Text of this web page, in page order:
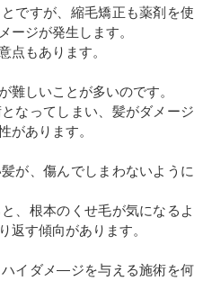
ですが、縮毛矯正も薬剤を使
ージが発生します。
点もあります。
難しいことが多いのです。
なってしまい、髪がダメージ
があります。
が、傷んでしまわないように
、根本のくせ毛が気になるよ
返す傾向があります。
イダメ―ジを与える施術を何